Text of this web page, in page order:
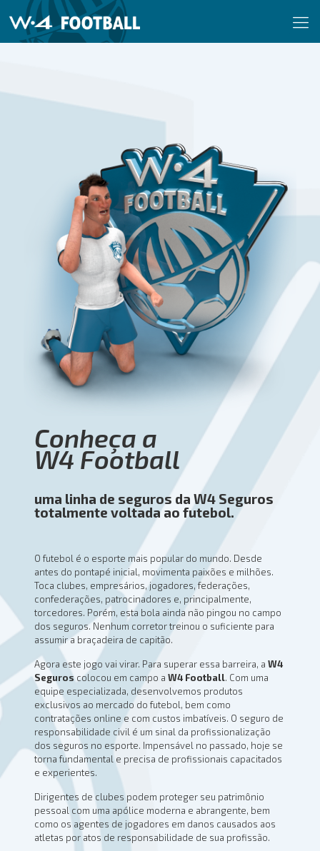
Conheça a
W4 Football
uma linha de seguros da W4 Seguros
totalmente voltada ao futebol.
O futebol é o esporte mais popular do mundo. Desde
antes do pontapé inicial, movimenta paixões e milhões.
Toca clubes, empresários, jogadores, federações,
confederações, patrocinadores e, principalmente,
torcedores. Porém, esta bola ainda não pingou no campo
dos seguros. Nenhum corretor treinou o suficiente para
assumir a braçadeira de capitão.
Agora este jogo vai virar. Para superar essa barreira, a W4
Seguroscolocou em campo a W4 Football. Com uma
equipe especializada, desenvolvemos produtos
exclusivos ao mercado do futebol, bem como
contratações online e com custos imbatíveis. O seguro de
responsabilidade civil é um sinal da profissionalização
dos seguros no esporte. Impensável no passado, hoje se
torna fundamental e precisa de profissionais capacitados
e experientes.
Dirigentes de clubes podem proteger seu patrimônio
pessoal com uma apólice moderna e abrangente, bem
como os agentes de jogadores em danos causados aos
atletas por atos de responsabilidade de sua profissão.